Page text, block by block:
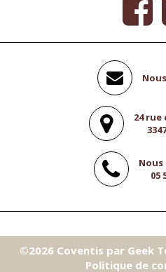
24 rue
Nous
05
©2026 Coventis par Geek
Politique de